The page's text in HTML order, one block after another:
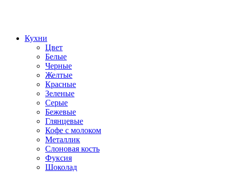
Кухни
Цвет
Белые
Черные
Желтые
Красные
Зеленые
Серые
Бежевые
Глянцевые
Кофе с молоком
Металлик
Слоновая кость
Фуксия
Шоколад